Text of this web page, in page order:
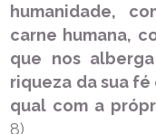
humanidade,
carne humana,
que nos
riqueza da sua
qual com a
8)